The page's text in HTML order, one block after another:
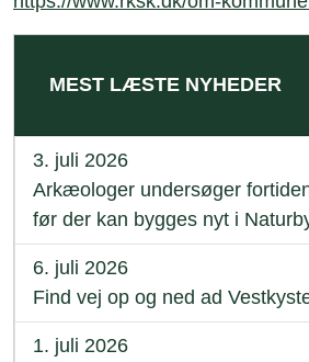
MEST LÆSTE NYHEDER
3. juli 2026
Arkæologer undersøger
før der kan bygges nyt i
6. juli 2026
Find vej op og ned ad
1. juli 2026